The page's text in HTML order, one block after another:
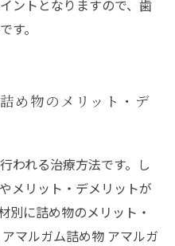
ントとなりますので、歯
す。
め物のメリット・デ
われる治療方法です。し
メリット・デメリットが
別に詰め物のメリット・
マルガム詰め物 アマルガ